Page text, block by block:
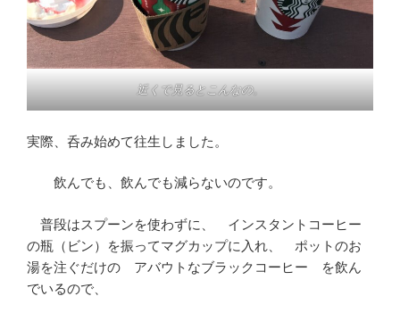
近くで見るとこんなの。
実際、呑み始めて往生しました。
飲んでも、飲んでも減らないのです。
普段はスプーンを使わずに、 インスタントコーヒー
の瓶（ビン）を振ってマグカップに入れ、 ポットのお
湯を注ぐだけの アバウトなブラックコーヒー を飲ん
でいるので、